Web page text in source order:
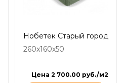
Нобетек Старый город
260x160x50
Цена 2 700.00 руб./м2